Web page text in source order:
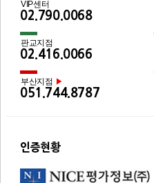
VIP센터
02.790.0068
판교지점
02.416.0066
부산지점 ▶
051.744.8787
인증현황